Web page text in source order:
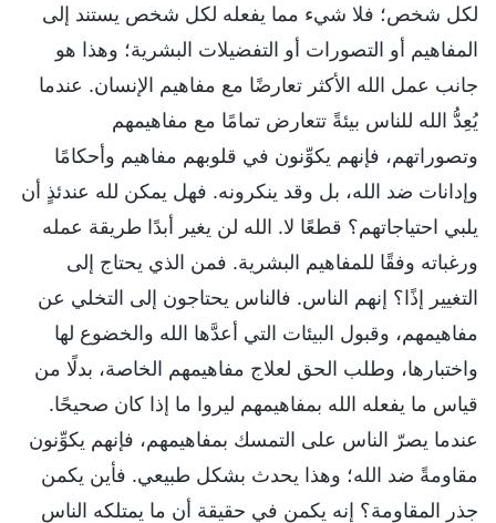
لكل شخص؛ فلا شيء مما يفعله لكل شخص يستند إلى
المفاهيم أو التصورات أو التفضيلات البشرية؛ وهذا هو
جانب عمل الله الأكثر تعارضًا مع مفاهيم الإنسان. عندما
يُعِدُّ الله للناس بيئةً تتعارض تمامًا مع مفاهيمهم
وتصوراتهم، فإنهم يكوِّنون في قلوبهم مفاهيم وأحكامًا
وإدانات ضد الله، بل وقد ينكرونه. فهل يمكن لله عندئذٍ أن
يلبي احتياجاتهم؟ قطعًا لا. الله لن يغير أبدًا طريقة عمله
ورغباته وفقًا للمفاهيم البشرية. فمن الذي يحتاج إلى
التغيير إذًا؟ إنهم الناس. فالناس يحتاجون إلى التخلي عن
مفاهيمهم، وقبول البيئات التي أعدَّها الله والخضوع لها
واختبارها، وطلب الحق لعلاج مفاهيمهم الخاصة، بدلًا من
قياس ما يفعله الله بمفاهيمهم ليروا ما إذا كان صحيحًا.
عندما يصرّ الناس على التمسك بمفاهيمهم، فإنهم يكوِّنون
مقاومةً ضد الله؛ وهذا يحدث بشكل طبيعي. فأين يكمن
جذر المقاومة؟ إنه يكمن في حقيقة أن ما يمتلكه الناس